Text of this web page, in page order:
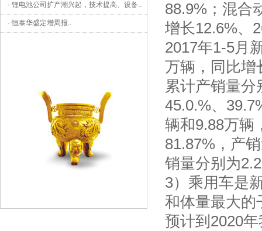
· 锂电池公司扩产潮兴起，技术提高、设备..
·恒泰华盛定增周报..
88.9%；混合
增长12.6%、
2017年1-5月
万辆，同比增
累计产销量
45.0.%、
辆和9.88万辆
81.87%，产
销量分别为
3）乘用车是
和体量最大的
预计到2020